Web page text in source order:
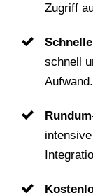
Zugriff
schnell
Aufwand.